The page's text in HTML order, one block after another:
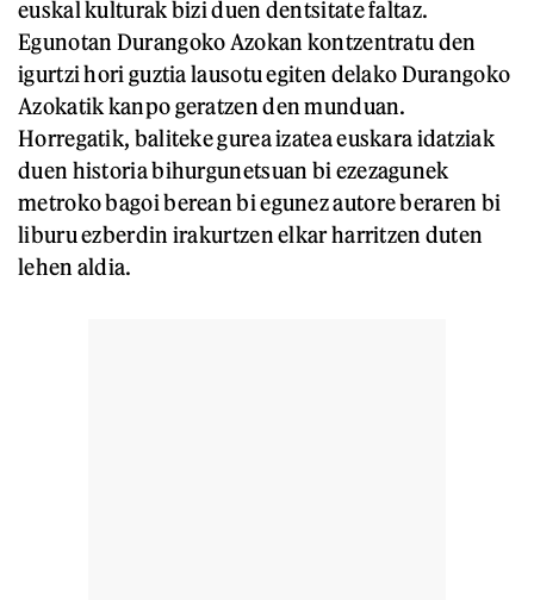
euskal kulturak bizi duen dentsitate faltaz.
Egunotan Durangoko Azokan kontzentratu den
igurtzi hori guztia lausotu egiten delako Durangoko
Azokatik kanpo geratzen den munduan.
Horregatik, baliteke gurea izatea euskara idatziak
duen historia bihurgunetsuan bi ezezagunek
metroko bagoi berean bi egunez autore beraren bi
liburu ezberdin irakurtzen elkar harritzen duten
lehen aldia.